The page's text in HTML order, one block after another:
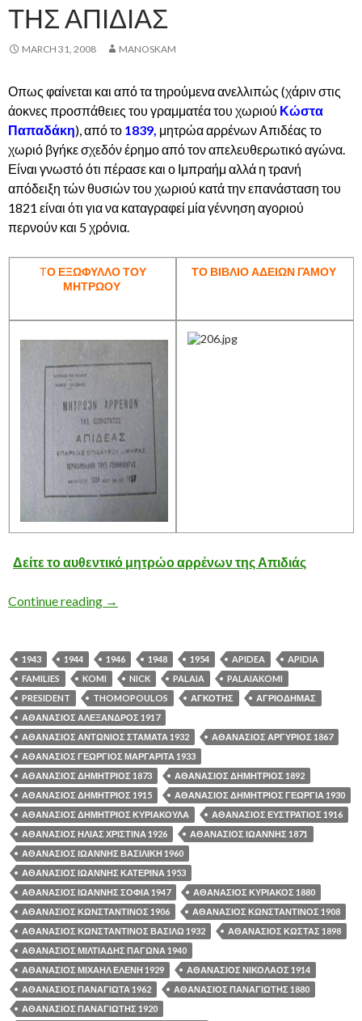
ΤΗΣ ΑΠΙΔΙΑΣ
MARCH 31, 2008 MANOSKAM
Οπως φαίνεται και από τα τηρούμενα ανελλιπώς (χάριν στις
άοκνες προσπάθειες του γραμματέα του χωριού Κώστα
Παπαδάκη), από το 1839, μητρώα αρρένων Απιδέας το
χωριό βγήκε σχεδόν έρημο από τον απελευθερωτικό αγώνα.
Είναι γνωστό ότι πέρασε και ο Ιμπραήμ αλλά η τρανή
απόδειξη τών θυσιών του χωριού κατά την επανάσταση του
1821 είναι ότι για να καταγραφεί μία γέννηση αγοριού
περνούν και 5 χρόνια.
ΤΟ ΕΞΩΦΥΛΛΟ ΤΟΥ
ΜΗΤΡΩΟΥ
ΤΟ ΒΙΒΛΙΟ ΑΔΕΙΩΝ ΓΑΜΟΥ
Δείτε το αυθεντικό μητρώο αρρένων της Απιδιάς
Continue reading Το Μητρώο Αρρένων της ΑΠΙΔΙΑΣ
→
1943 1944 1946 1948 1954 APIDEA
APIDIA
FAMILIES
KOMI NICK PALAIA
PALAIAKOMI
PRESIDENT
THOMOPOULOS ΑΓΚΟΤΗΣ
ΑΓΡΙΟΔΗΜΑΣ
ΑΘΑΝΑΣΙΟΣ ΑΛΕΞΑΝΔΡΟΣ 1917
ΑΘΑΝΑΣΙΟΣ ΑΝΤΩΝΙΟΣ ΣΤΑΜΑΤΑ 1932
ΑΘΑΝΑΣΙΟΣ ΑΡΓΥΡΙΟΣ 1867
ΑΘΑΝΑΣΙΟΣ ΓΕΩΡΓΙΟΣ ΜΑΡΓΑΡΙΤΑ 1933
ΑΘΑΝΑΣΙΟΣ ΔΗΜΗΤΡΙΟΣ 1873
ΑΘΑΝΑΣΙΟΣ ΔΗΜΗΤΡΙΟΣ 1892
ΑΘΑΝΑΣΙΟΣ ΔΗΜΗΤΡΙΟΣ 1915
ΑΘΑΝΑΣΙΟΣ ΔΗΜΗΤΡΙΟΣ ΓΕΩΡΓΙΑ 1930
ΑΘΑΝΑΣΙΟΣ ΔΗΜΗΤΡΙΟΣ ΚΥΡΙΑΚΟΥΛΑ
ΑΘΑΝΑΣΙΟΣ ΕΥΣΤΡΑΤΙΟΣ 1916
ΑΘΑΝΑΣΙΟΣ ΗΛΙΑΣ ΧΡΙΣΤΙΝΑ 1926
ΑΘΑΝΑΣΙΟΣ ΙΩΑΝΝΗΣ 1871
ΑΘΑΝΑΣΙΟΣ ΙΩΑΝΝΗΣ ΒΑΣΙΛΙΚΗ 1960
ΑΘΑΝΑΣΙΟΣ ΙΩΑΝΝΗΣ ΚΑΤΕΡΙΝΑ 1953
ΑΘΑΝΑΣΙΟΣ ΙΩΑΝΝΗΣ ΣΟΦΙΑ 1947
ΑΘΑΝΑΣΙΟΣ ΚΥΡΙΑΚΟΣ 1880
ΑΘΑΝΑΣΙΟΣ ΚΩΝΣΤΑΝΤΙΝΟΣ 1906
ΑΘΑΝΑΣΙΟΣ ΚΩΝΣΤΑΝΤΙΝΟΣ 1908
ΑΘΑΝΑΣΙΟΣ ΚΩΝΣΤΑΝΤΙΝΟΣ ΒΑΣΙΛΩ 1932
ΑΘΑΝΑΣΙΟΣ ΚΩΣΤΑΣ 1898
ΑΘΑΝΑΣΙΟΣ ΜΙΛΤΙΑΔΗΣ ΠΑΓΩΝΑ 1940
ΑΘΑΝΑΣΙΟΣ ΜΙΧΑΗΛ ΕΛΕΝΗ 1929
ΑΘΑΝΑΣΙΟΣ ΝΙΚΟΛΑΟΣ 1914
ΑΘΑΝΑΣΙΟΣ ΠΑΝΑΓΙΩΤΑ 1962
ΑΘΑΝΑΣΙΟΣ ΠΑΝΑΓΙΩΤΗΣ 1880
ΑΘΑΝΑΣΙΟΣ ΠΑΝΑΓΙΩΤΗΣ 1920